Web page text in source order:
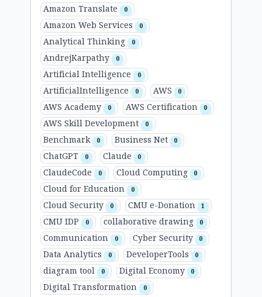
Amazon Translate 0
Amazon Web Services 0
Analytical Thinking 0
AndrejKarpathy 0
Artificial Intelligence 0
ArtificialIntelligence 0 AWS 0
AWS Academy 0 AWS Certification 0
AWS Skill Development 0
Benchmark 0 Business Net 0
ChatGPT 0 Claude 0
ClaudeCode 0 Cloud Computing 0
Cloud for Education 0
Cloud Security 0 CMU e-Donation 1
CMU IDP 0 collaborative drawing 0
Communication 0 Cyber Security 0
Data Analytics 0 DeveloperTools 0
diagram tool 0 Digital Economy 0
Digital Transformation 0